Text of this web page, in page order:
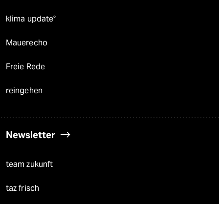
klima update°
Mauerecho
Freie Rede
reingehen
Newsletter
team zukunft
taz frisch